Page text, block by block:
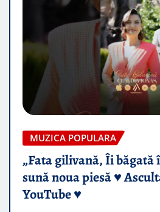
MUZICA POPULARA
„Fata gilivană, Îi băgată
sună noua piesă ♥️
YouTube ♥️